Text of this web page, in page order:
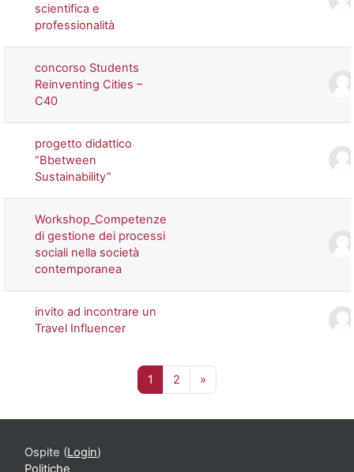
scientifica e
professionalità
concorso Students
Reinventing Cities –
C40
progetto didattico
“Bbetween
Sustainability”
Workshop_Competenze
di gestione dei processi
sociali nella società
contemporanea
invito ad incontrare un
Travel Influencer
1 Pagina 1
2 Pagina 2
»
Ospite (Login)
Politiche